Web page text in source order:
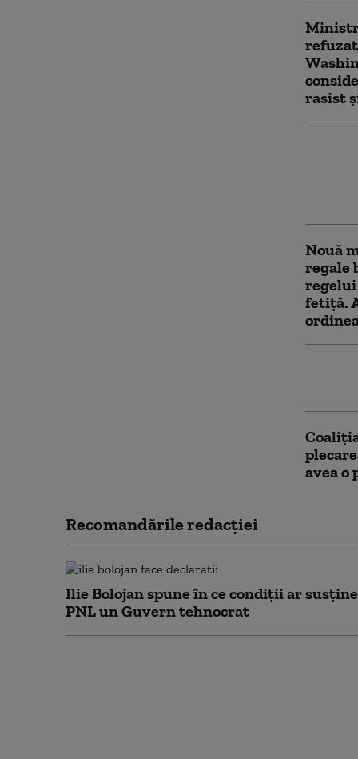
rasist
Nouă
regale
regelui
fetiță.
avea o
Recomandările redacţiei
Ilie Bolojan spune în ce condiții ar susține
PNL un Guvern tehnocrat